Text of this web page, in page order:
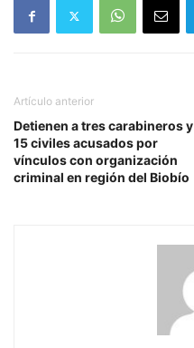
Artículo anterior
Detienen a tres carabineros y
15 civiles acusados por
vínculos con organización
criminal en región del Biobío